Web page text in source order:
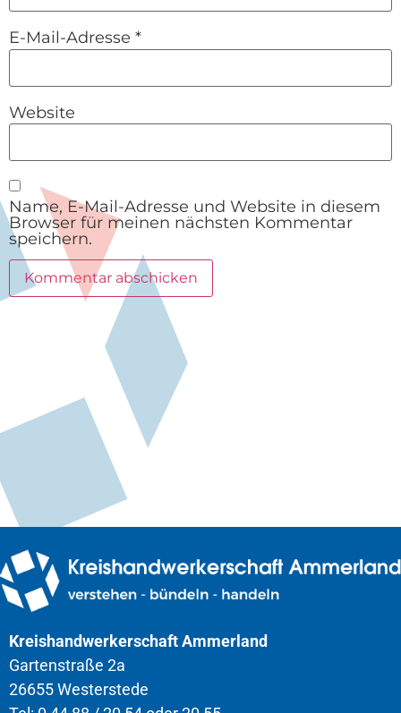
E-Mail-Adresse *
Website
Name, E-Mail-Adresse und Website in diesem
Browser für meinen nächsten Kommentar
speichern.
Kreishandwerkerschaft Ammerland
Gartenstraße 2a
26655 Westerstede